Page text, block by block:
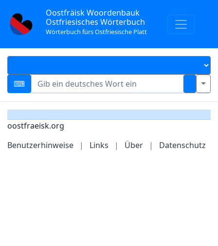
Oostfräisk Woordenbauk
Ostfriesisches Wörterbuch
Wörterbuch fürs Ostfriesische Platt
oostfraeisk.org
Benutzerhinweise
| Links | Über | Datenschutz